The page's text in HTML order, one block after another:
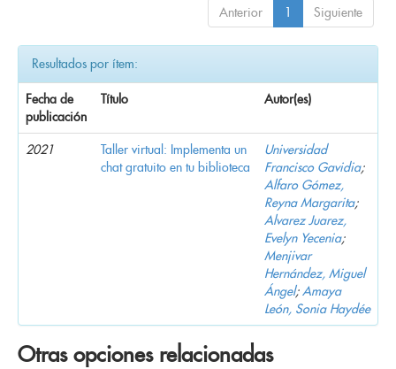
Anterior 1 Siguiente
Resultados por ítem:
Fecha de
publicación
Título Autor(es)
2021
Taller virtual: Implementa un
chat gratuito en tu biblioteca
Universidad
Francisco Gavidia;
Alfaro Gómez,
Reyna Margarita;
Alvarez Juarez,
Evelyn Yecenia;
Menjivar
Hernández, Miguel
Ángel; Amaya
León, Sonia Haydée
Otras opciones relacionadas